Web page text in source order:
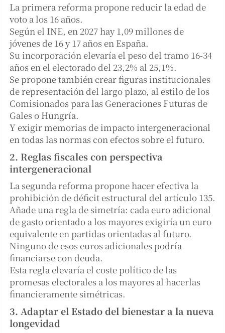
La primera reforma propone reducir la edad de
voto a los 16 años.
Según el INE, en 2027 hay 1,09 millones de
jóvenes de 16 y 17 años en España.
Su incorporación elevaría el peso del tramo 16-34
años en el electorado del 23,2% al 25,1%.
Se propone también crear figuras institucionales
de representación del largo plazo, al estilo de los
Comisionados para las Generaciones Futuras de
Gales o Hungría.
Y exigir memorias de impacto intergeneracional
en todas las normas con efectos sobre el futuro.
2. Reglas fiscales con perspectiva
intergeneracional
La segunda reforma propone hacer efectiva la
prohibición de déficit estructural del artículo 135.
Añade una regla de simetría: cada euro adicional
de gasto orientado a los mayores exigiría un euro
equivalente en partidas orientadas al futuro.
Ninguno de esos euros adicionales podría
financiarse con deuda.
Esta regla elevaría el coste político de las
promesas electorales a los mayores al hacerlas
financieramente simétricas.
3. Adaptar el Estado del bienestar a la nueva
longevidad